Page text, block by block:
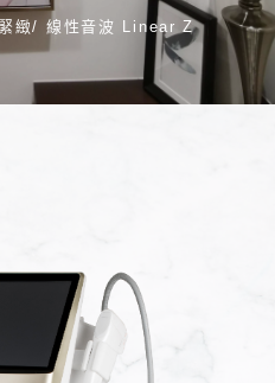
緻/ 線性音波 Linear Z